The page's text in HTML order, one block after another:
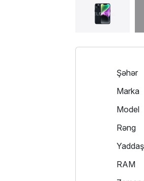
Şəhər
Marka
Model
Rəng
Yaddaş
RAM